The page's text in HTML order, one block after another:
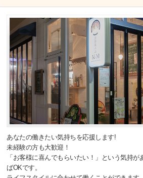
あなたの働きたい気持ちを応援します!
未経験の方も大歓迎！
「お客様に喜んでもらいたい！」という気持が
ばOKです。